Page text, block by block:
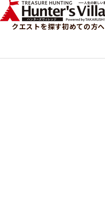
クエストを探す初めての方へ